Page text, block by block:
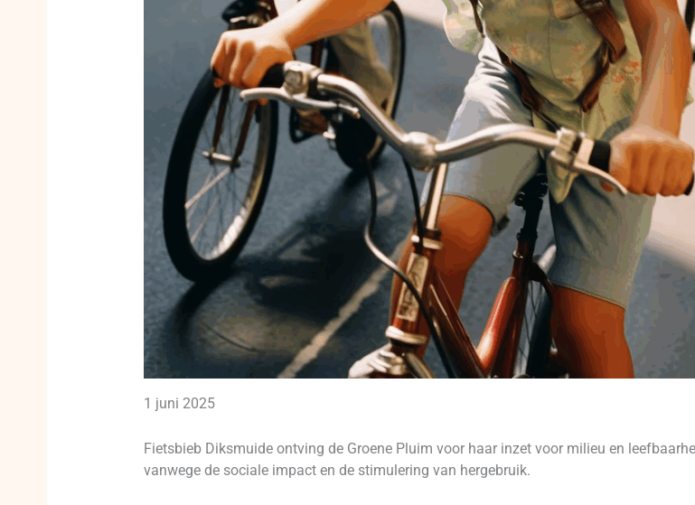
1 juni 2025
Fietsbieb Diksmuide ontving de Groene Pluim voor haar inzet voor milieu en
vanwege de sociale impact en de stimulering van hergebruik.